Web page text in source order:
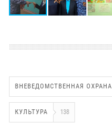
ВНЕВЕДОМСТВЕННАЯ ОХРАНА
КУЛЬТУРА 138